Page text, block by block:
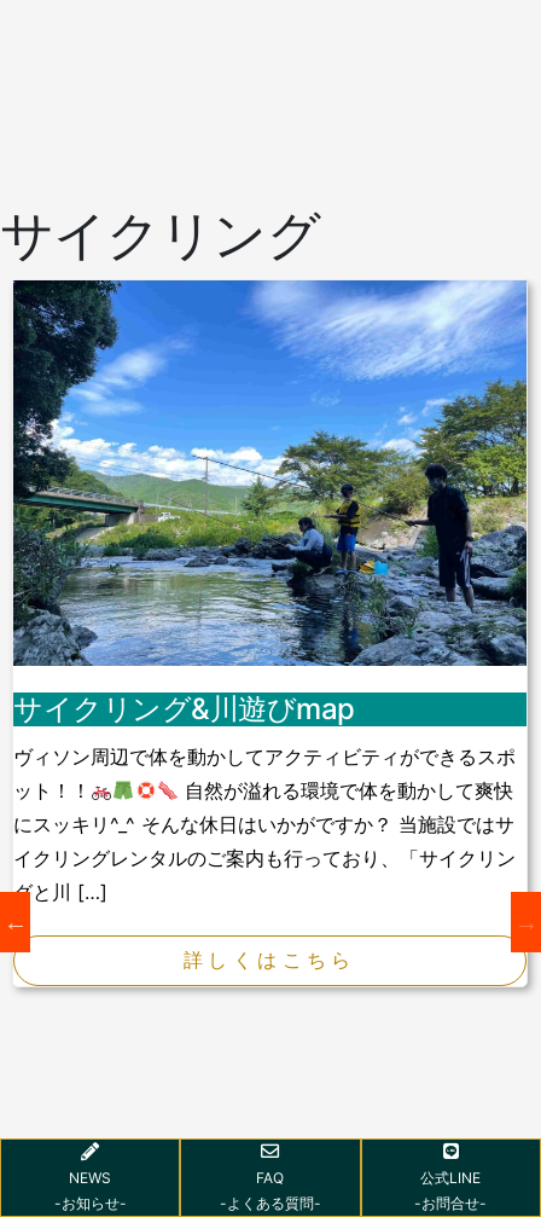
サイクリング
サイクリング&川遊びmap
ヴィソン周辺で体を動かしてアクティビティができるスポ
ット！！
自然が溢れる環境で体を動かして爽快
にスッキリ^_^ そんな休日はいかがですか？ 当施設ではサ
イクリングレンタルのご案内も行っており、「サイクリン
グと川 […]
詳しくはこちら
NEWS
-お知らせ-
FAQ
-よくある質問-
公式LINE
-お問合せ-